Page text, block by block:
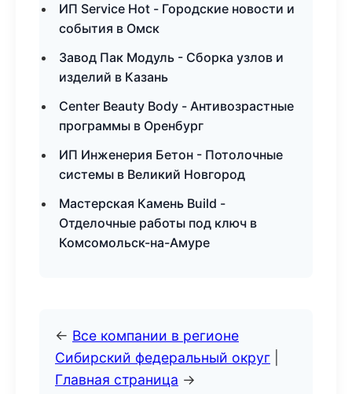
ИП Service Hot - Городские новости и
события в Омск
Завод Пак Модуль - Сборка узлов и
изделий в Казань
Center Beauty Body - Антивозрастные
программы в Оренбург
ИП Инженерия Бетон - Потолочные
системы в Великий Новгород
Мастерская Камень Build -
Отделочные работы под ключ в
Комсомольск-на-Амуре
← Все компании в регионе
Сибирский федеральный округ
Главная страница →